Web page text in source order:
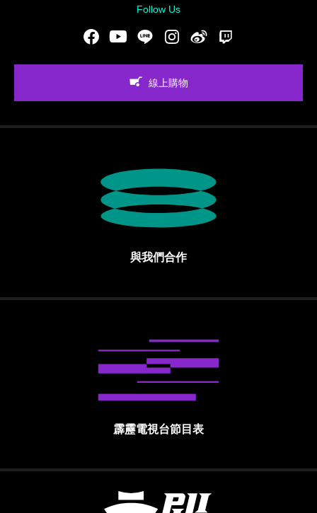
Follow Us
FacebookYoutubeLINE Instgram新浪微博
線上購物
與我們合作
霹靂電視台節目表
霹靂國際多媒體股份有限公司 PILI